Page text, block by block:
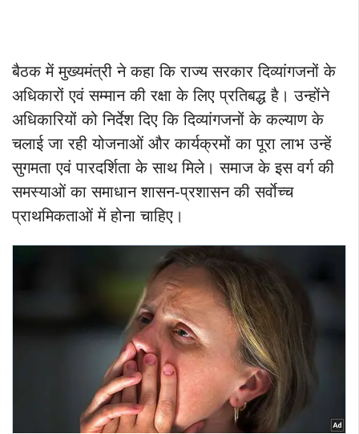
बैठक में मुख्यमंत्री ने कहा कि राज्य सरकार दिव्यांगजनों के
अधिकारों एवं सम्मान की रक्षा के लिए प्रतिबद्ध है। उन्होंने
अधिकारियों को निर्देश दिए कि दिव्यांगजनों के कल्याण के
चलाई जा रही योजनाओं और कार्यक्रमों का पूरा लाभ उन्हें
सुगमता एवं पारदर्शिता के साथ मिले। समाज के इस वर्ग की
समस्याओं का समाधान शासन-प्रशासन की सर्वाेच्च
प्राथमिकताओं में होना चाहिए।